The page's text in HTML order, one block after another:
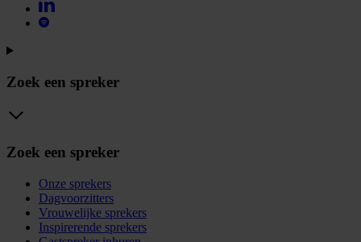
Zoek een spreker
Zoek een spreker
Onze sprekers
Dagvoorzitters
Vrouwelijke sprekers
Inspirerende sprekers